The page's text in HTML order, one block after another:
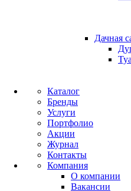
Дачная
Каталог
Бренды
Услуги
Портфолио
Акции
Журнал
Контакты
Компания
О компании
Вакансии